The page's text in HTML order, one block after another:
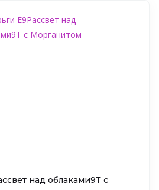
над облаками9Т c